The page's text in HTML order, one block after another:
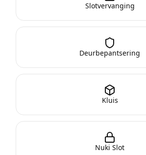
Slotvervanging
Deurbepantsering
Kluis
Nuki Slot